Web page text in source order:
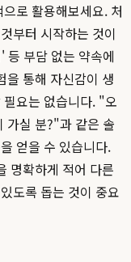
로 활용해보세요. 처
부터 시작하는 것이
등 부담 없는 약속에
을 통해 자신감이 생
요는 없습니다. "오
가실 분?"과 같은 솔
얻을 수 있습니다.
명확하게 적어 다른
도록 돕는 것이 중요